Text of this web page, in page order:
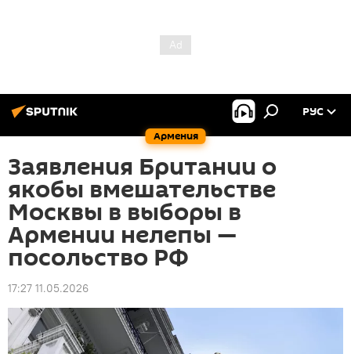
Армения
РУС
Заявления Британии о
якобы вмешательстве
Москвы в выборы в
Армении нелепы —
посольство РФ
17:27 11.05.2026